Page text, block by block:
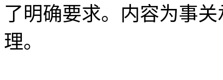
了明确要求。内容为事
理。